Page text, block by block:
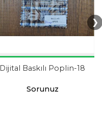
Dijital Baskılı Poplin-18
Sorunuz
❯